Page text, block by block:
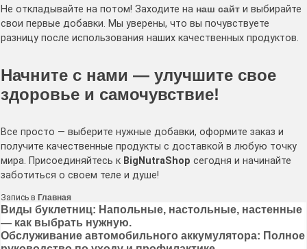
Не откладывайте на потом! Заходите на наш сайт и выбирайте
свои первые добавки. Мы уверены, что вы почувствуете
разницу после использования наших качественных продуктов.
Начните с нами — улучшите свое
здоровье и самочувствие!
Все просто — выберите нужные добавки, оформите заказ и
получите качественные продукты с доставкой в любую точку
мира. Присоединяйтесь к BigNutraShop сегодня и начинайте
заботиться о своем теле и душе!
Запись в Главная
Навигация
по
Виды буклетниц: Напольные, настольные, настенные
— как выбрать нужную.
Обслуживание автомобильного аккумулятора: Полное